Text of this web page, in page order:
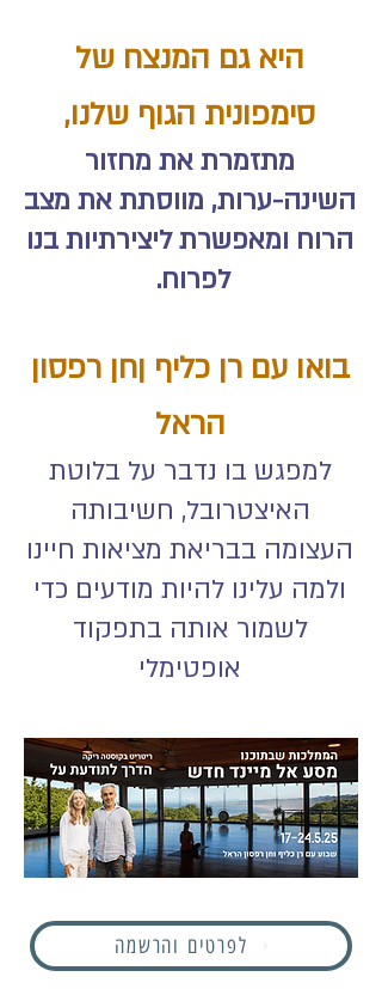
היא גם המנצח של
סימפונית הגוף שלנו,
מתזמרת את מחזור
השינה-ערות, מווסתת את מצב
הרוח ומאפשרת ליצירתיות בנו
לפרוח.
בואו עם רן כליף ןחן רפסון
הראל
למפגש בו נדבר על בלוטת
האיצטרובל, חשיבותה
העצומה בבריאת מציאות חיינו
ולמה עלינו להיות מודעים כדי
לשמור אותה בתפקוד
אופטימלי
לפרטים והרשמה